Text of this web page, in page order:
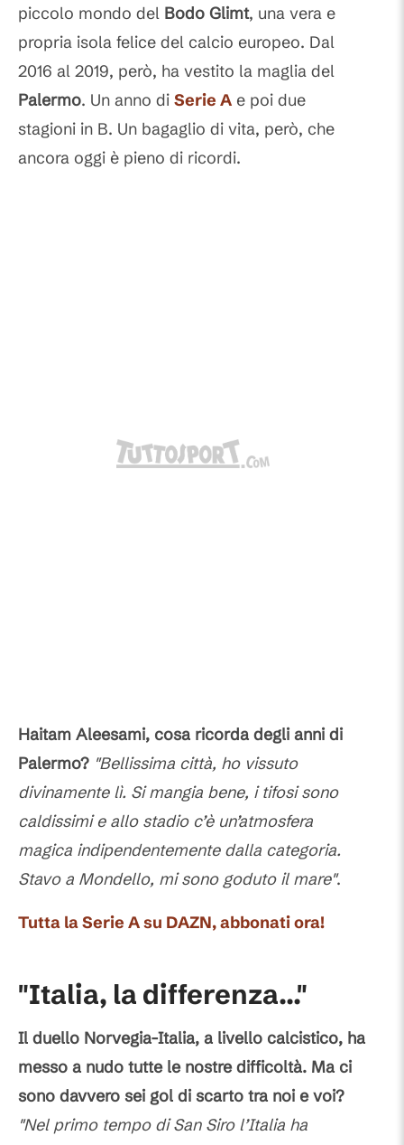
piccolo mondo del Bodo Glimt, una vera e
propria isola felice del calcio europeo. Dal
2016 al 2019, però, ha vestito la maglia del
Palermo. Un anno di Serie A e poi due
stagioni in B. Un bagaglio di vita, però, che
ancora oggi è pieno di ricordi.
Haitam Aleesami, cosa ricorda degli anni di
Palermo? "Bellissima città, ho vissuto
divinamente lì. Si mangia bene, i tifosi sono
caldissimi e allo stadio c’è un’atmosfera
magica indipendentemente dalla categoria.
Stavo a Mondello, mi sono goduto il mare".
Tutta la Serie A su DAZN, abbonati ora!
"Italia, la differenza..."
Il duello Norvegia-Italia, a livello calcistico, ha
messo a nudo tutte le nostre difficoltà. Ma ci
sono davvero sei gol di scarto tra noi e voi?
"Nel primo tempo di San Siro l’Italia ha